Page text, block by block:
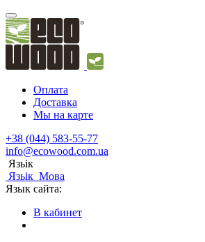
Оплата
Доставка
Мы на карте
+38 (044) 583-55-77
info@ecowood.com.ua
Язьік
Язьік Мова
Язык сайта:
В кабинет